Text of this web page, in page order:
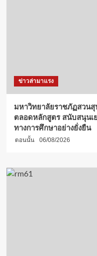
ข่าวล่ามาแรง
มหาวิทยาลัยราชภัฏสวน
ตลอดหลักสูตร สนับสนุนเ
ทางการศึกษาอย่างยั่งยืน
ตอนนั้น 06/08/2026